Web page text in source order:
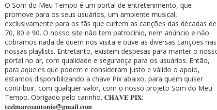
O Som do Meu Tempo é um portal de entretenimento, que
promove para os seus usuários, um ambiente musical,
exclusivamente para os fãs que curtem as canções das décadas de
70, 80 e 90. O nosso site não tem patrocínio, nem anúncio e não
cobramos nada de quem nos visita e ouve as diversas canções nas
nossas playlists. Entretanto, existem despesas para manter o
portal no ar, com qualidade e segurança para os usuários. Então,
para aqueles que podem e consideram justo e válido o apoio,
estamos disponibilizando a chave Pix abaixo, para quem quiser
contribuir, com qualquer valor, com o nosso projeto Som do Meu
Tempo. Obrigado pelo carinho. 𝐂𝐇𝐀𝐕𝐄 𝐏𝐈𝐗:
𝐭𝐜𝐞𝐥𝐦𝐚𝐫𝐜𝐨𝐚𝐧𝐭𝐨𝐧𝐢𝐨@𝐠𝐦𝐚𝐢𝐥.𝐜𝐨𝐦